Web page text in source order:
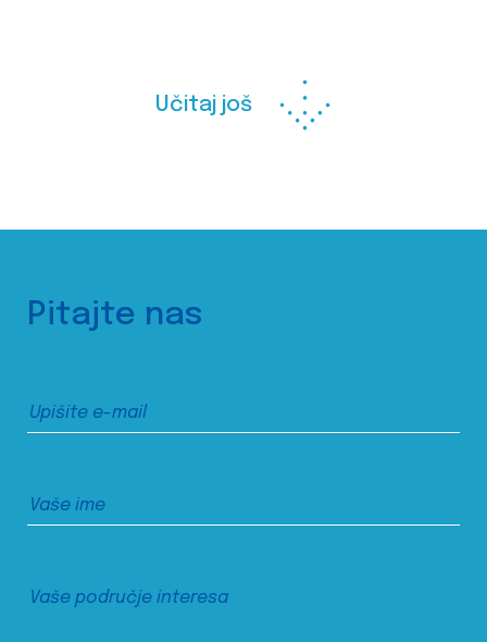
Učitaj još
Pitajte nas